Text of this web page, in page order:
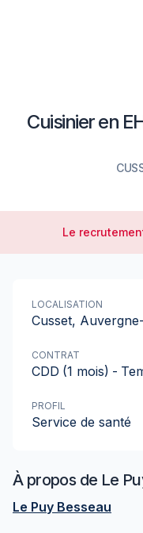
Cuisinier en
Le
À propos de Le
Le Puy Besseau
LOCALISATION
Cusset,
CONTRAT
CDD (1 mois) -
PROFIL
Service de santé